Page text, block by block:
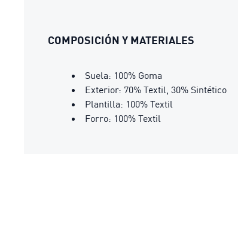
COMPOSICIÓN Y MATERIALES
Suela: 100% Goma
Exterior: 70% Textil, 30% Sintético
Plantilla: 100% Textil
Forro: 100% Textil